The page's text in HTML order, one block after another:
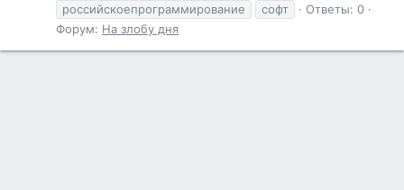
российскоепрограммирование
софт
Ответы: 0
Форум: На злобу дня